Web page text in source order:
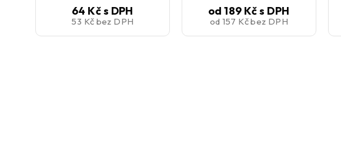
64 Kčs DPH
53 Kč bez DPH
od 189 Kčs DPH
od 157 Kčbez DPH